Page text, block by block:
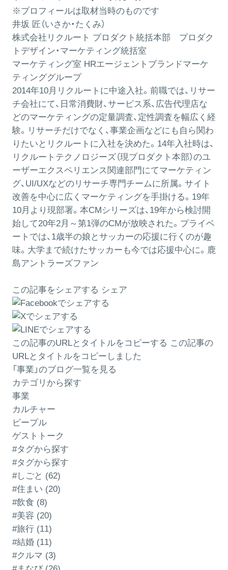
※プロフィールは取材当時のものです
井坂 匠（いさか・たくみ）
株式会社リクルート プロダクト統括本部 プロダク
トデザイン・マーケティング統括室
マーケティング室 HRエージェントブランドマーケ
ティンググループ
2014年10月リクルートに中途入社。前職では、リサー
チ会社にて、日常消費財、サービス系、広告代理店な
どのマーケティングの定量調査、定性調査を幅広く経
験。リサーチだけでなく、事業企画などにも自ら関わ
りたいとリクルートに入社を決めた。14年入社時は、
リクルートテクノロジーズ（現プロダクト本部）のユ
ーザーエクスペリエンス関連部門にてマーケティン
グ、UI/UXなどのリサーチ専門チームに所属。サイト
改善を中心に広くマーケティングを手掛ける。19年
10月より現部署。本CMシリーズは、19年から検討開
始して20年2月～第1弾のCMが放映された。プライベ
ートでは、1歳半の娘とサッカーの応援に行くのが趣
味。大学まで続けたサッカーも今では応援中心に。鹿
島アントラーズファン
この記事をシェアする シェア
この記事のURLとタイトルをコピーする この記事の
URLとタイトルをコピーしました
「事業」のブログ一覧を見る
カテゴリから探す
事業
カルチャー
ピープル
ゲストトーク
#タグから探す
#タグから探す
#しごと (62)
#住まい (20)
#飲食 (8)
#美容 (20)
#旅行 (11)
#結婚 (11)
#クルマ (3)